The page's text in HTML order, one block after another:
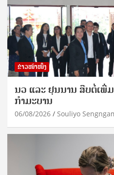
ຂ່າວໜ້າໜຶ່ງ
ນວ ແລະ ຢຸນນານ ສືບຕໍ່ເພີ່
ກຳມະບານ
06/08/2026 Souliyo